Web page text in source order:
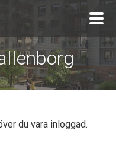
du vara inloggad.